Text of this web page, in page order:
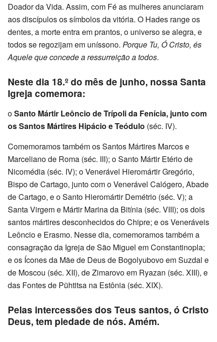
Doador da Vida. Assim, com Fé as mulheres anunciaram
aos discípulos os símbolos da vitória. O Hades range os
dentes, a morte entra em prantos, o universo se alegra, e
todos se regozijam em uníssono. Porque Tu, Ó Cristo, és
Aquele que concede a ressurreição a todos.
Neste dia 18.º do mês de junho, nossa Santa
Igreja comemora:
oSanto Mártir Leôncio de Trípoli da Fenícia, junto com
os Santos Mártires Hipácio e Teódulo (séc. IV).
Comemoramos também os Santos Mártires Marcos e
Marceliano de Roma (séc. III); o Santo Mártir Etério de
Nicomédia (séc. IV); o Venerável Hieromártir Gregório,
Bispo de Cartago, junto com o Venerável Calógero, Abade
de Cartago, e o Santo Hieromártir Demétrio (séc. V); a
Santa Virgem e Mártir Marina da Bitínia (séc. VIII); os dois
santos mártires desconhecidos do Chipre; e os Veneráveis
Leôncio e Erasmo. Nesse dia, comemoramos também a
consagração da Igreja de São Miguel em Constantinopla;
e os Ícones da Mãe de Deus de Bogolyubovo em Suzdal e
de Moscou (séc. XII), de Zimarovo em Ryazan (séc. XIII), e
das Fontes de Pühtitsa na Estônia (séc. XIX).
Pelas intercessões dos Teus santos, ó Cristo
Deus, tem piedade de nós. Amém.